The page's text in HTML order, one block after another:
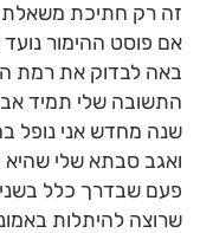
זה רק חתיכת
אם פוסט ההימור
באה לבדוק את רמת
התשובה שלי תמיד
שנה מחדש אני נופל
ואגב סבתא שלי שהיא
פעם שבדרך כלל
שרוצה להיתלות